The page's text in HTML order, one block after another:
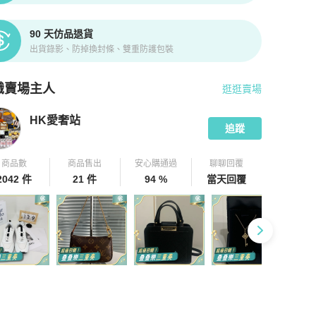
90 天仿品退貨
出貨錄影、防掉換封條、雙重防護包裝
賣場主人
拍拍圈嚴選賣家
逛逛賣場
HK愛奢站
追蹤
商品數
件
商品售出
21 件
安心購通過
94 %
聊聊回覆
當天回覆